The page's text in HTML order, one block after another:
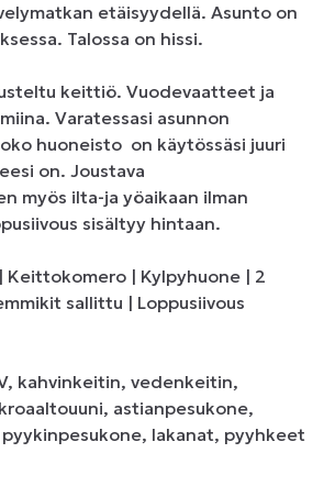
etäisyydellä. Asunto on
Talossa on hissi.
keittiö. Vuodevaatteet ja
Varatessasi asunnon
huoneisto  on käytössäsi juuri
on. Joustava
myös ilta-ja yöaikaan ilman
sisältyy hintaan.
Keittokomero | Kylpyhuone | 2
sallittu | Loppusiivous
kahvinkeitin, vedenkeitin,
astianpesukone,
lakanat, pyyhkeet